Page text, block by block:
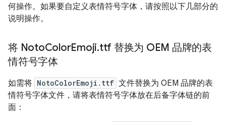
何操作。如果要自定义表情符号字体，请按照以下几部分的
说明操作。
将 NotoColorEmoji.ttf 替换为 OEM 品牌的表
情符号字体
如需将 NotoColorEmoji.ttf 文件替换为 OEM 品牌的表
情符号字体文件，请将表情符号字体放在后备字体链的前
面：